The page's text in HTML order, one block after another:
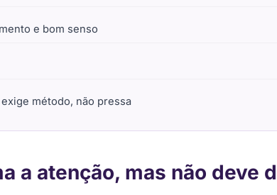
e bom senso
método, não pressa
a atenção, mas não deve